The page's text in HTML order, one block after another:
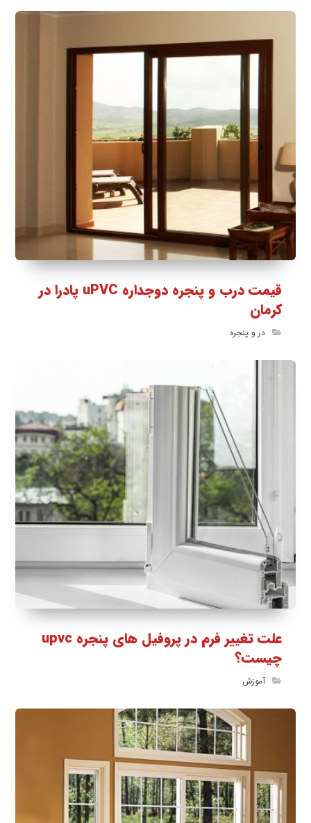
قیمت درب و پنجره دوجداره uPVC پادرا در
کرمان
در و پنجره
علت تغییر فرم در پروفیل های پنجره upvc
چیست؟
آموزش